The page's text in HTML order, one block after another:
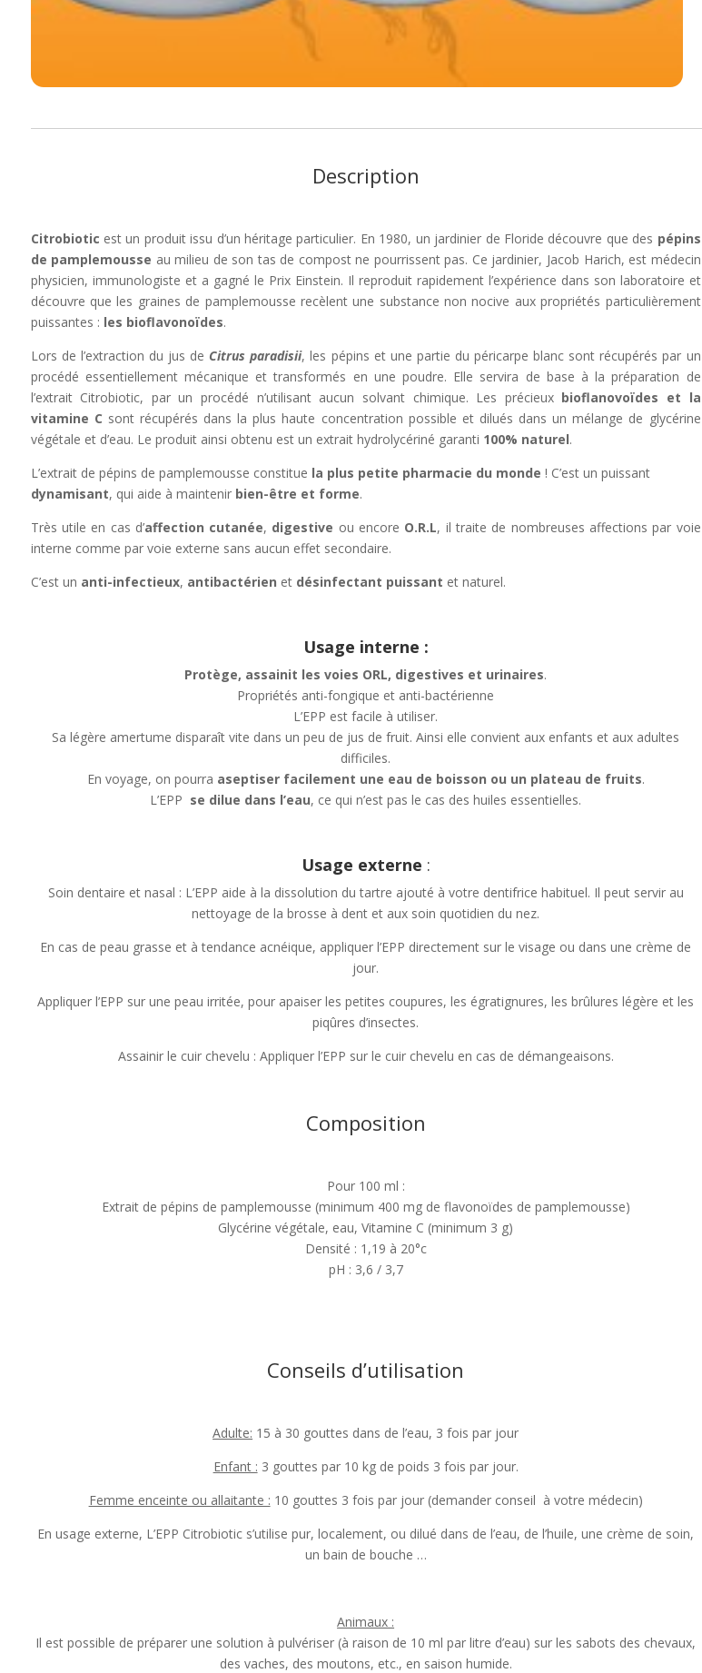
Description
Citrobiotic est un produit issu d’un héritage particulier. En 1980, un jardinier de Floride découvre que des pépins
de pamplemousse au milieu de son tas de compost ne pourrissent pas. Ce jardinier, Jacob Harich, est médecin
physicien, immunologiste et a gagné le Prix Einstein. Il reproduit rapidement l’expérience dans son laboratoire et
découvre que les graines de pamplemousse recèlent une substance non nocive aux propriétés particulièrement
puissantes : les bioflavonoïdes.
Lors de l’extraction du jus de Citrus paradisii, les pépins et une partie du péricarpe blanc sont récupérés par un
procédé essentiellement mécanique et transformés en une poudre. Elle servira de base à la préparation de
l’extrait Citrobiotic, par un procédé n’utilisant aucun solvant chimique. Les précieux bioflanovoïdes et la
vitamine C sont récupérés dans la plus haute concentration possible et dilués dans un mélange de glycérine
végétale et d’eau. Le produit ainsi obtenu est un extrait hydrolycériné garanti 100% naturel.
L’extrait de pépins de pamplemousse constitue la plus petite pharmacie du monde ! C’est un puissant
dynamisant, qui aide à maintenir bien-être et forme.
Très utile en cas d’affection cutanée, digestive ou encore O.R.L, il traite de nombreuses affections par voie
interne comme par voie externe sans aucun effet secondaire.
C’est un anti-infectieux, antibactérien et désinfectant puissant et naturel.
Usage interne :
Protège, assainit les voies ORL, digestives et urinaires.
Propriétés anti-fongique et anti-bactérienne
L’EPP est facile à utiliser.
Sa légère amertume disparaît vite dans un peu de jus de fruit. Ainsi elle convient aux enfants et aux adultes
difficiles.
En voyage, on pourra aseptiser facilement une eau de boisson ou un plateau de fruits.
L’EPP se dilue dans l’eau, ce qui n’est pas le cas des huiles essentielles.
Usage externe :
Soin dentaire et nasal : L’EPP aide à la dissolution du tartre ajouté à votre dentifrice habituel. Il peut servir au
nettoyage de la brosse à dent et aux soin quotidien du nez.
En cas de peau grasse et à tendance acnéique, appliquer l’EPP directement sur le visage ou dans une crème de
jour.
Appliquer l’EPP sur une peau irritée, pour apaiser les petites coupures, les égratignures, les brûlures légère et les
piqûres d’insectes.
Assainir le cuir chevelu : Appliquer l’EPP sur le cuir chevelu en cas de démangeaisons.
Composition
Pour 100 ml :
Extrait de pépins de pamplemousse (minimum 400 mg de flavonoïdes de pamplemousse)
Glycérine végétale, eau, Vitamine C (minimum 3 g)
Densité : 1,19 à 20°c
pH : 3,6 / 3,7
Conseils d’utilisation
Adulte: 15 à 30 gouttes dans de l’eau, 3 fois par jour
Enfant : 3 gouttes par 10 kg de poids 3 fois par jour.
Femme enceinte ou allaitante : 10 gouttes 3 fois par jour (demander conseil à votre médecin)
En usage externe, L’EPP Citrobiotic s’utilise pur, localement, ou dilué dans de l’eau, de l’huile, une crème de soin,
un bain de bouche …
Animaux :
Il est possible de préparer une solution à pulvériser (à raison de 10 ml par litre d’eau) sur les sabots des chevaux,
des vaches, des moutons, etc., en saison humide.